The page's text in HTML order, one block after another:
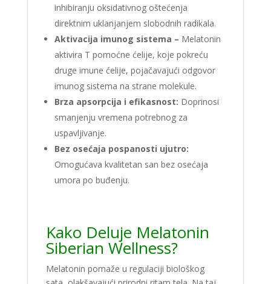
inhibiranju oksidativnog oštećenja
direktnim uklanjanjem slobodnih radikala.
Aktivacija imunog sistema – Melatonin
aktivira T pomoćne ćelije, koje pokreću
druge imune ćelije, pojačavajući odgovor
imunog sistema na strane molekule.
Brza apsorpcija i efikasnost: Doprinosi
smanjenju vremena potrebnog za
uspavljivanje.
Bez osećaja pospanosti ujutro:
Omogućava kvalitetan san bez osećaja
umora po buđenju.
Kako Deluje Melatonin
Siberian Wellness?
Melatonin pomaže u regulaciji biološkog